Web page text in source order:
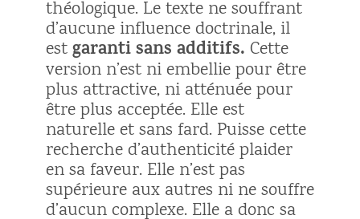
théologique. Le texte ne souffrant
d’aucune influence doctrinale, il
estgaranti sans additifs. Cette
version n’est ni embellie pour être
plus attractive, ni atténuée pour
être plus acceptée. Elle est
naturelle et sans fard. Puisse cette
recherche d’authenticité plaider
en sa faveur. Elle n’est pas
supérieure aux autres ni ne souffre
d’aucun complexe. Elle a donc sa